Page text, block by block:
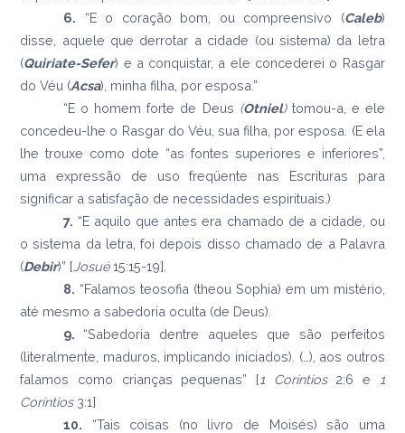
6. “E o coração bom, ou compreensivo (Caleb)
disse, aquele que derrotar a cidade (ou sistema) da letra
(Quiriate-Sefer) e a conquistar, a ele concederei o Rasgar
do Véu (Acsa), minha filha, por esposa.”
“E o homem forte de Deus (Otniel) tomou-a, e ele
concedeu-lhe o Rasgar do Véu, sua filha, por esposa. (E ela
lhe trouxe como dote “as fontes superiores e inferiores”,
uma expressão de uso freqüente nas Escrituras para
significar a satisfação de necessidades espirituais.)
7. “E aquilo que antes era chamado de a cidade, ou
o sistema da letra, foi depois disso chamado de a Palavra
(Debir)” [ Josué15:15-19].
8. “Falamos teosofia (theou Sophia) em um mistério,
até mesmo a sabedoria oculta (de Deus).
9. “Sabedoria dentre aqueles que são perfeitos
(literalmente, maduros, implicando iniciados). (…), aos outros
falamos como crianças pequenas” [1 Coríntios2:6 e
1
Coríntios3:1]
10. “Tais coisas (no livro de Moisés) são uma